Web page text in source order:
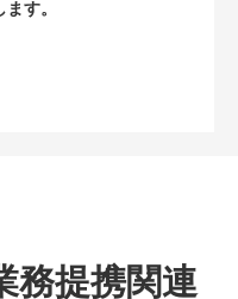
す。
務提携関連